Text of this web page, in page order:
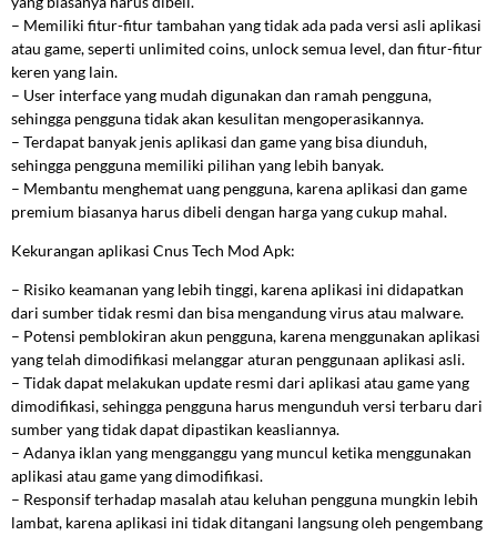
– Memiliki fitur-fitur tambahan yang tidak ada pada versi asli aplikasi
atau game, seperti unlimited coins, unlock semua level, dan fitur-fitur
keren yang lain.
– User interface yang mudah digunakan dan ramah pengguna,
sehingga pengguna tidak akan kesulitan mengoperasikannya.
– Terdapat banyak jenis aplikasi dan game yang bisa diunduh,
sehingga pengguna memiliki pilihan yang lebih banyak.
– Membantu menghemat uang pengguna, karena aplikasi dan game
premium biasanya harus dibeli dengan harga yang cukup mahal.
Kekurangan aplikasi Cnus Tech Mod Apk:
– Risiko keamanan yang lebih tinggi, karena aplikasi ini didapatkan
dari sumber tidak resmi dan bisa mengandung virus atau malware.
– Potensi pemblokiran akun pengguna, karena menggunakan aplikasi
yang telah dimodifikasi melanggar aturan penggunaan aplikasi asli.
– Tidak dapat melakukan update resmi dari aplikasi atau game yang
dimodifikasi, sehingga pengguna harus mengunduh versi terbaru dari
sumber yang tidak dapat dipastikan keasliannya.
– Adanya iklan yang mengganggu yang muncul ketika menggunakan
aplikasi atau game yang dimodifikasi.
– Responsif terhadap masalah atau keluhan pengguna mungkin lebih
lambat, karena aplikasi ini tidak ditangani langsung oleh pengembang